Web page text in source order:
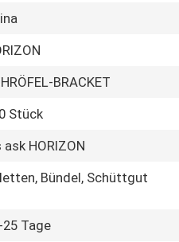
BRACKET
Stück
ask HORIZON
Bündel, Schüttgut
25 Tage